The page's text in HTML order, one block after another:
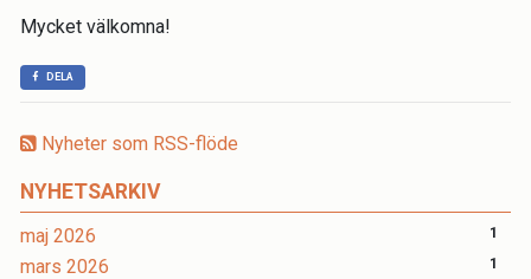
Nyheter som RSS-flöde
NYHETSARKIV
maj 2026 1
mars 2026 1
Mycket välkomna!
DELA